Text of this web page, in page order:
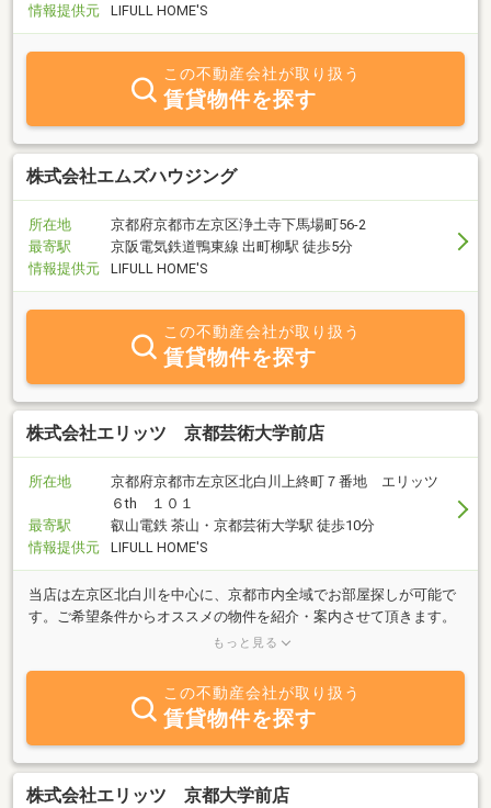
情報提供元
LIFULL HOME'S
この不動産会社が取り扱う
賃貸物件を探す
株式会社エムズハウジング
所在地
京都府京都市左京区浄土寺下馬場町56-2
最寄駅
京阪電気鉄道鴨東線 出町柳駅 徒歩5分
情報提供元
LIFULL HOME'S
この不動産会社が取り扱う
賃貸物件を探す
株式会社エリッツ 京都芸術大学前店
所在地
京都府京都市左京区北白川上終町７番地 エリッツ
６th １０１
最寄駅
叡山電鉄 茶山・京都芸術大学駅 徒歩10分
情報提供元
LIFULL HOME'S
当店は左京区北白川を中心に、京都市内全域でお部屋探しが可能で
す。ご希望条件からオススメの物件を紹介・案内させて頂きます。
学生さんから新婚・ファミリーさんまで、左京区のお部屋探しは当
もっと見る
この不動産会社が取り扱う
賃貸物件を探す
株式会社エリッツ 京都大学前店